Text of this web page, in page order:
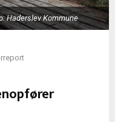
Haderslev Kommune